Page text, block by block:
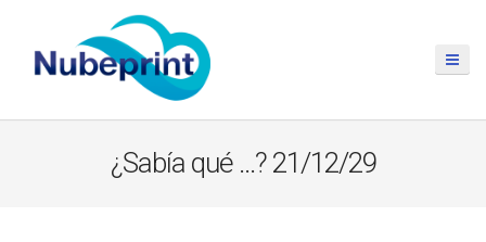
¿Sabía qué …? 21/12/29